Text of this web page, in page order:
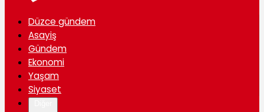
Düzce gündem
Asayiş
Gündem
Ekonomi
Yaşam
Siyaset